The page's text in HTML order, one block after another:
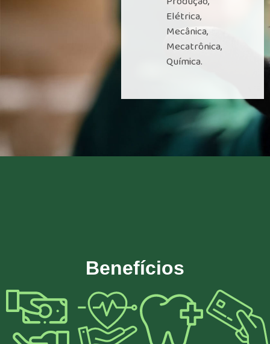
Elétrica,
Mecânica,
Mecatrônica,
Química.
Benefícios